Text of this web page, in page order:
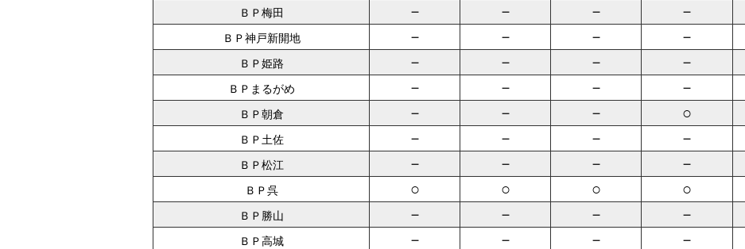
ＢＰ梅田 － － － －
ＢＰ神戸新開地 － － － －
ＢＰ姫路 － － － －
ＢＰまるがめ － － － －
ＢＰ朝倉 － － － ○
ＢＰ土佐 － － － －
ＢＰ松江 － － － －
ＢＰ呉 ○ ○ ○ ○
ＢＰ勝山 － － － －
ＢＰ高城 － － － －